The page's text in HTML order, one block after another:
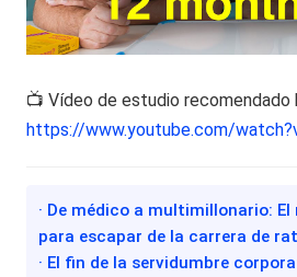
📺 Vídeo de estudio recomendado
https://www.youtube.com/
· De médico a multimillonario:
para escapar de la carrera de
· El fin de la servidumbre